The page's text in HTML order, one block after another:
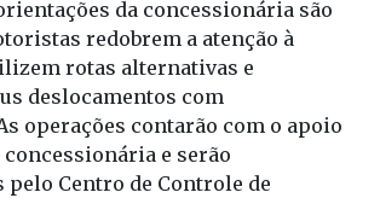
da concessionária são
redobrem a atenção à
rotas alternativas e
deslocamentos com
operações contarão com o apoio
concessionária e serão
pelo Centro de Controle de